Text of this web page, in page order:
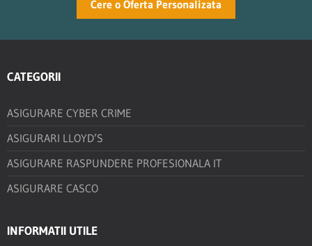
Cere o Oferta Personalizata
CATEGORII
ASIGURARE CYBER CRIME
ASIGURARI LLOYD’S
ASIGURARE RASPUNDERE PROFESIONALA IT
ASIGURARE CASCO
INFORMATII UTILE